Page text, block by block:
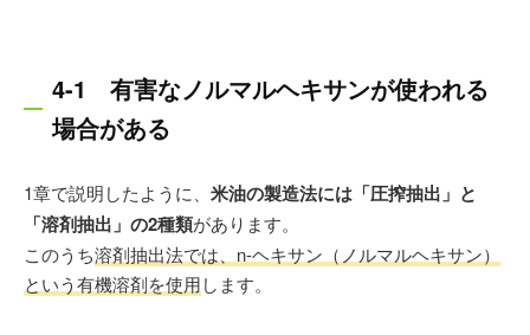
4-1 有害なノルマルヘキサンが使われる
場合がある
1章で説明したように、 米油の製造法には「圧搾抽出」と
「溶剤抽出」の2種類があります。
このうち溶剤抽出法では、n-ヘキサン（ノルマルヘキサン）
という有機溶剤を使用します。